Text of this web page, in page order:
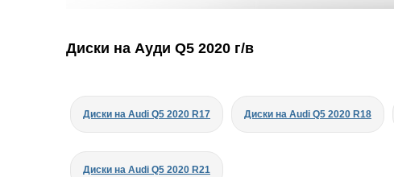
Диски на Ауди Q5 2020 г/в
Диски на Audi Q5 2020 R17 Диски на Audi Q5 2020 R18
Диски на Audi Q5 2020 R21